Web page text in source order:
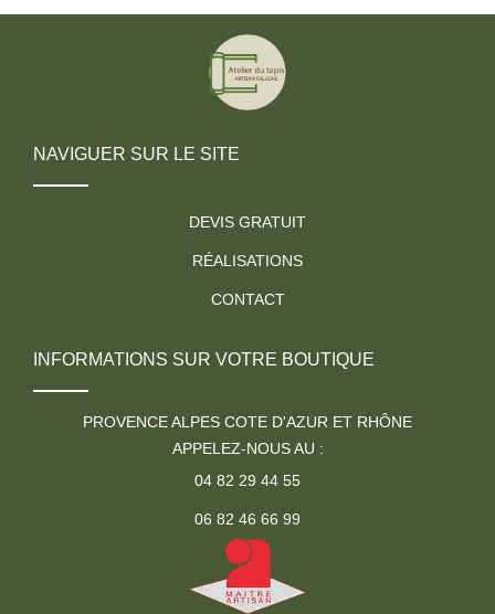
NAVIGUER SUR LE SITE
DEVIS GRATUIT
RÉALISATIONS
CONTACT
INFORMATIONS SUR VOTRE BOUTIQUE
PROVENCE ALPES COTE D'AZUR ET RHÔNE
APPELEZ-NOUS AU :
04 82 29 44 55
06 82 46 66 99